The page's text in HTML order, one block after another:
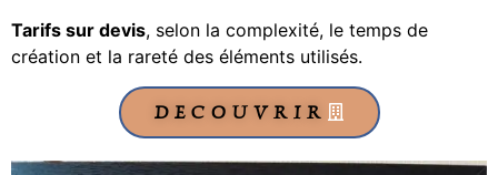
Tarifs sur devis, selon la complexité, le temps de
création et la rareté des éléments utilisés.
DECOUVRIR